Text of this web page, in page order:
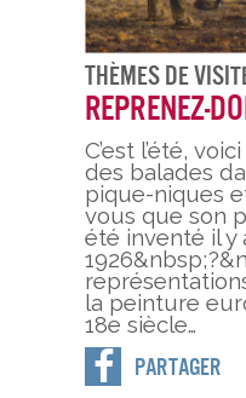
Thèmes De
Reprenez-
C’est l’été,
des balades
pique-niques
vous que son
été inventé il y
la peinture
18e siècle…
Partager